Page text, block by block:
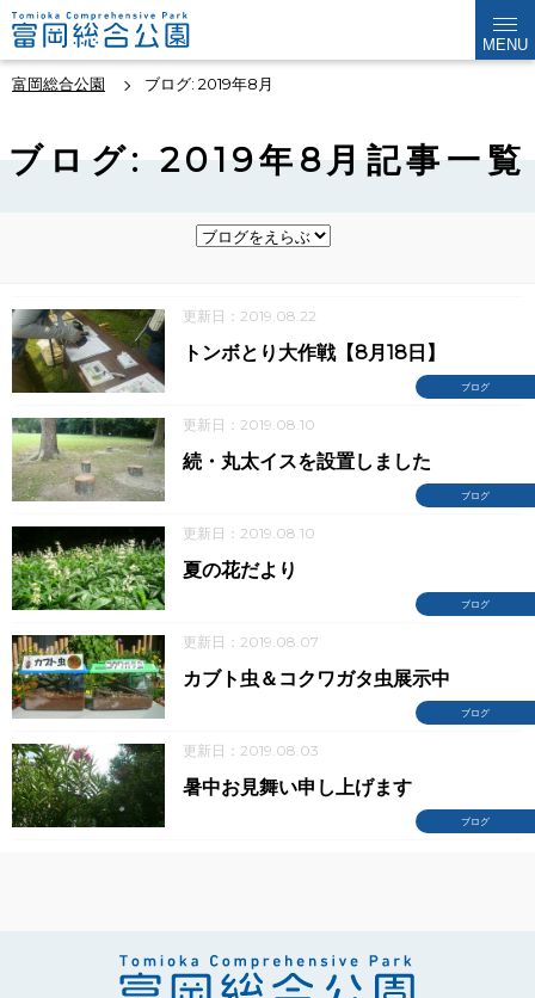
MENU
富岡総合公園 ブログ: 2019年8月
ブログ: 2019年8月記事一覧
更新日：2019.08.22
ブログ
トンボとり大作戦【8月18日】
更新日：2019.08.10
ブログ
続・丸太イスを設置しました
更新日：2019.08.10
ブログ
夏の花だより
更新日：2019.08.07
ブログ
カブト虫＆コクワガタ虫展示中
更新日：2019.08.03
ブログ
暑中お見舞い申し上げます